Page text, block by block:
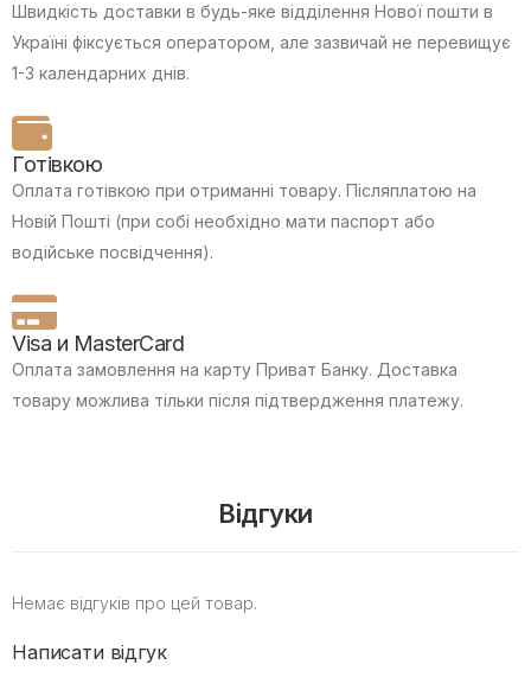
Швидкість доставки в будь-яке відділення Нової пошти в
Україні фіксується оператором, але зазвичай не перевищує
1-3 календарних днів.
Готівкою
Оплата готівкою при отриманні товару. Післяплатою на
Новій Пошті (при собі необхідно мати паспорт або
водійське посвідчення).
Visa и MasterCard
Оплата замовлення на карту Приват Банку. Доставка
товару можлива тільки після підтвердження платежу.
Відгуки
Немає відгуків про цей товар.
Написати відгук